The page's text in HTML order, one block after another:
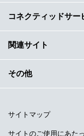
コネクティッドサー
関連サイト
その他
サイトマップ
サイトのご使用にあた